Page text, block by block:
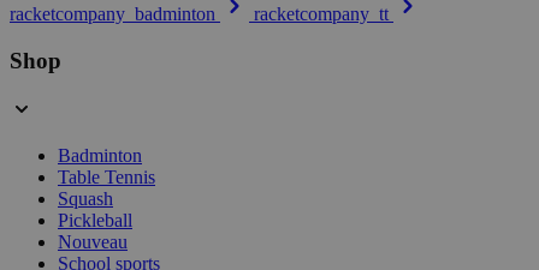
racketcompany_badminton racketcompany_tt
Shop
Badminton
Table Tennis
Squash
Pickleball
Nouveau
School sports